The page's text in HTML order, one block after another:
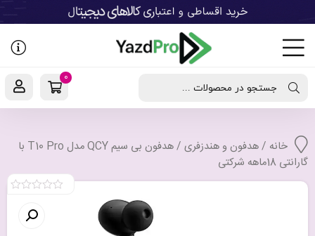
جستجو در محصولات ...
0
خانه /هدفون و هندزفری
/ هدفون بی سیم QCY مدل T10 Pro با
گارانتی 18ماهه شرکتی